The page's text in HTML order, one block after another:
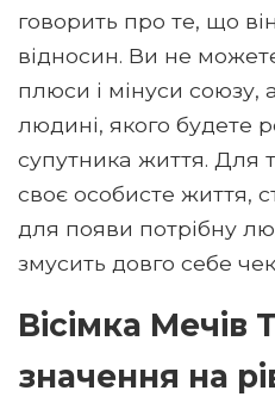
говорить про те, що
відносин. Ви не
плюси і мінуси союзу,
людині, якого будете
супутника життя. Для
своє особисте життя,
для появи потрібну
змусить довго себе
Вісімка Мечів
значення на